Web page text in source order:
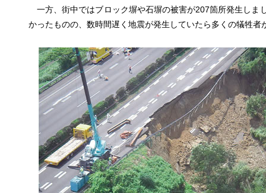
一方、街中ではブロック塀や石塀の被害が207箇所発生しま
かったものの、数時間遅く地震が発生していたら多くの犠牲者